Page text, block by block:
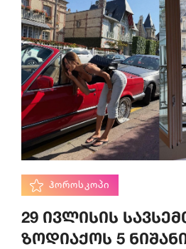
ᲰᲝᲠᲝᲡᲙᲝᲞᲘ
29 ივლისის
ზოდიაქოს 5